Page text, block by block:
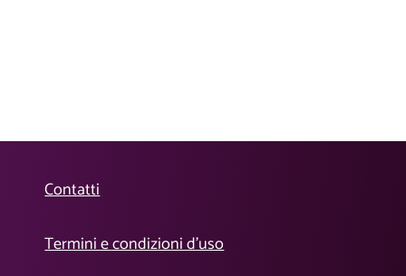
Contatti
Termini e condizioni d’uso